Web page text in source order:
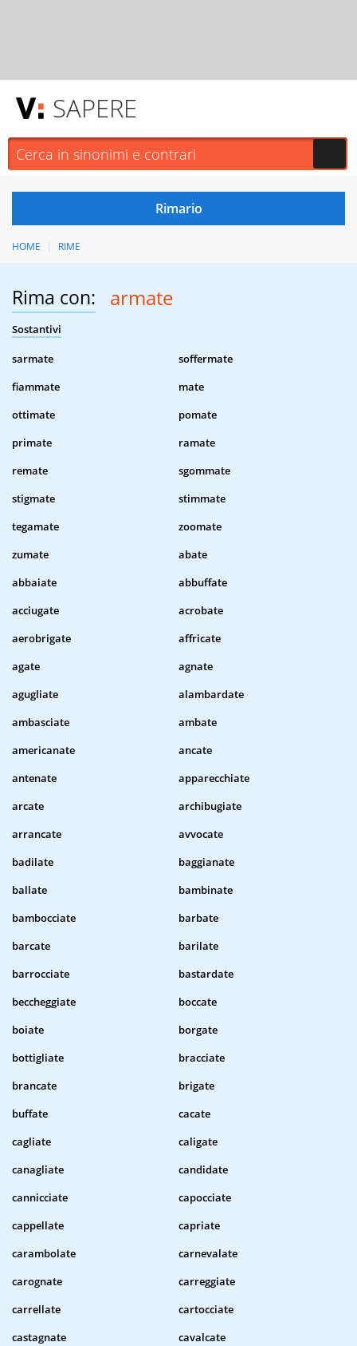
SAPERE
HOME RIME
Rima con: armate
Sostantivi
sarmate
soffermate
fiammate
mate
ottimate
pomate
primate
ramate
remate
sgommate
stigmate
stimmate
tegamate
zoomate
zumate
abate
abbaiate
abbuffate
acciugate
acrobate
aerobrigate
affricate
agate
agnate
agugliate
alambardate
ambasciate
ambate
americanate
ancate
antenate
apparecchiate
arcate
archibugiate
arrancate
avvocate
badilate
baggianate
ballate
bambinate
bambocciate
barbate
barcate
barilate
barrocciate
bastardate
beccheggiate
boccate
boiate
borgate
bottigliate
bracciate
brancate
brigate
buffate
cacate
cagliate
caligate
canagliate
candidate
cannicciate
capocciate
cappellate
capriate
carambolate
carnevalate
carognate
carreggiate
carrellate
cartocciate
castagnate
cavalcate